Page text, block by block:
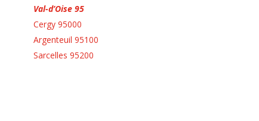
Val-d’Oise 95
Cergy 95000
Argenteuil 95100
Sarcelles 95200